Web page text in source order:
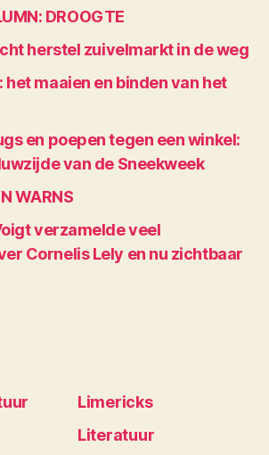
DROOGTE
herstel zuivelmarkt in de weg
het maaien en binden van het
en poepen tegen een winkel:
van de Sneekweek
WARNS
verzamelde veel
Cornelis Lely en nu zichtbaar
Limericks
Literatuur